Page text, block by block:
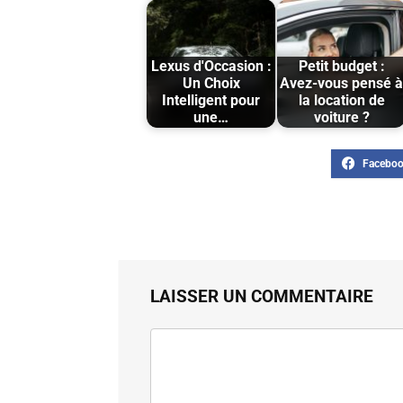
Lexus d'Occasion :
Un Choix
Intelligent pour
une…
Petit budget :
Avez-vous pensé à
la location de
voiture ?
LAISSER UN COMMENTAIRE